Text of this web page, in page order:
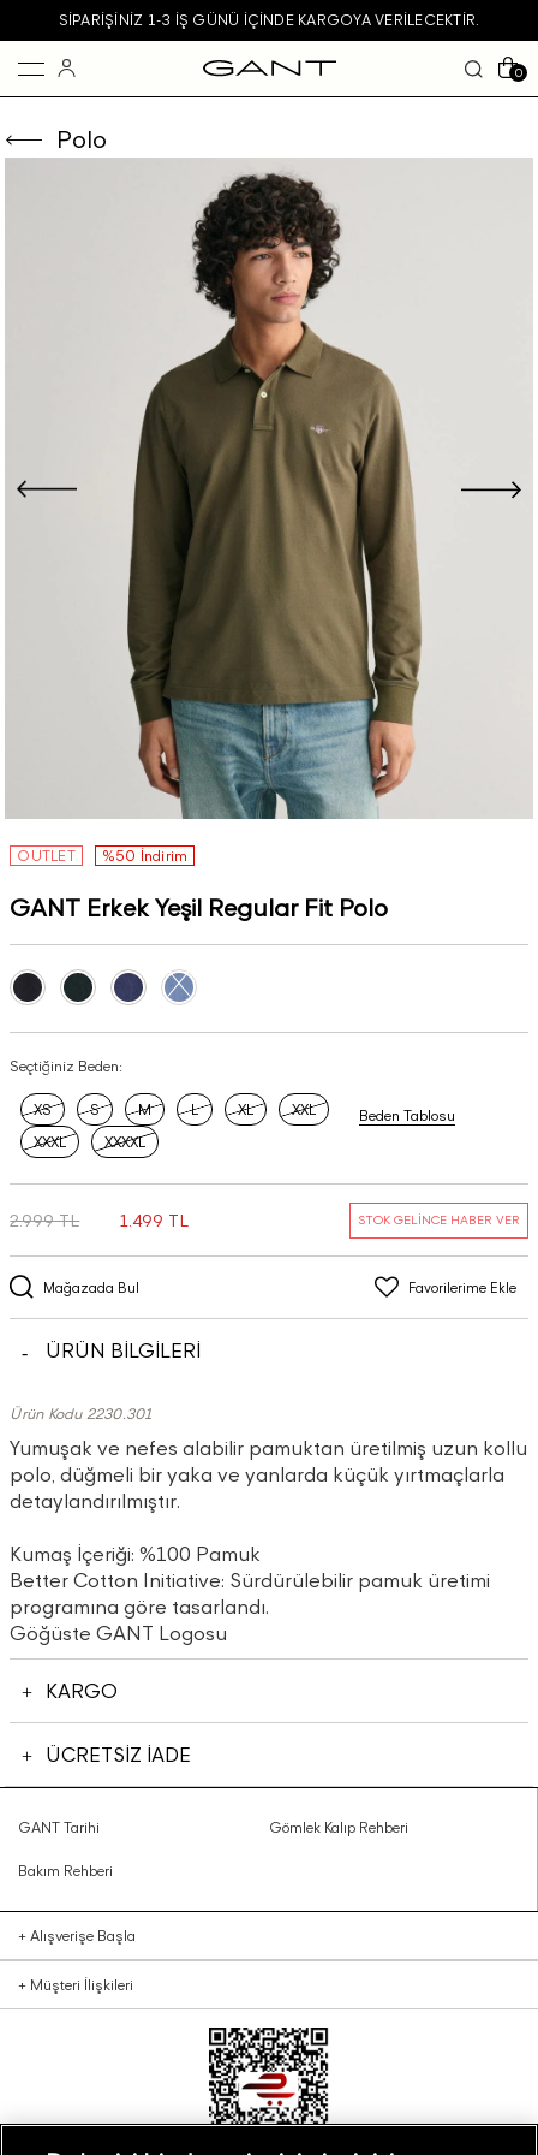
SIPARIŞINIZ 1-3 IŞ GÜNÜ IÇINDE KARGOYA VERILECEKTIR.
0
Polo
OUTLET %50 İndirim
GANT Erkek Yeşil Regular Fit Polo
Seçtiğiniz Beden:
XS S M L XL
XXL
XXXL
XXXXL
Beden Tablosu
Mağazada Bul Favorilerime Ekle
2.999 TL 1.499 TL STOK GELİNCE HABER VER
ÜRÜN BİLGİLERİ
Ürün Kodu 2230.301
Yumuşak ve nefes alabilir pamuktan üretilmiş uzun kollu
polo, düğmeli bir yaka ve yanlarda küçük yırtmaçlarla
detaylandırılmıştır.
Kumaş İçeriği: %100 Pamuk
Better Cotton Initiative: Sürdürülebilir pamuk üretimi
programına göre tasarlandı.
Göğüste GANT Logosu
KARGO
ÜCRETSİZ İADE
GANT Tarihi Gömlek Kalıp Rehberi
Bakım Rehberi
+ Alışverişe Başla
+ Müşteri İlişkileri